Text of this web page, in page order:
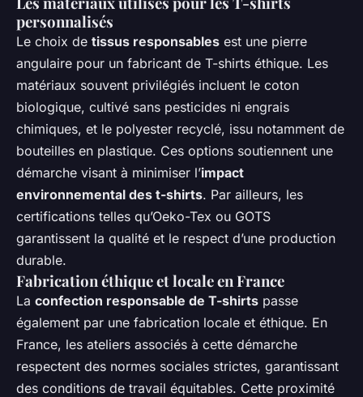
personnalisés
Le choix de tissus responsables est une pierre
angulaire pour un fabricant de T-shirts éthique. Les
matériaux souvent privilégiés incluent le coton
biologique, cultivé sans pesticides ni engrais
chimiques, et le polyester recyclé, issu notamment de
bouteilles en plastique. Ces options soutiennent une
démarche visant à minimiser l’impact
environnemental des t-shirts. Par ailleurs, les
certifications telles qu’Oeko-Tex ou GOTS
garantissent la qualité et le respect d’une production
durable.
Fabrication éthique et locale en France
La confection responsable de T-shirts passe
également par une fabrication locale et éthique. En
France, les ateliers associés à cette démarche
respectent des normes sociales strictes, garantissant
des conditions de travail équitables. Cette proximité